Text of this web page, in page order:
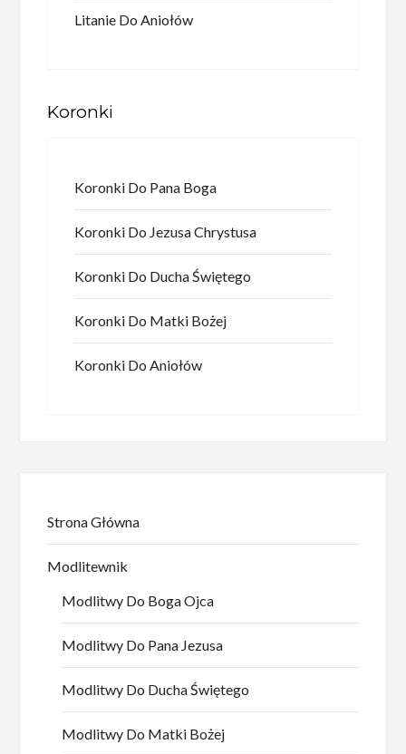
Litanie Do Aniołów
Koronki
Koronki Do Pana Boga
Koronki Do Jezusa Chrystusa
Koronki Do Ducha Świętego
Koronki Do Matki Bożej
Koronki Do Aniołów
Strona Główna
Modlitewnik
Modlitwy Do Boga Ojca
Modlitwy Do Pana Jezusa
Modlitwy Do Ducha Świętego
Modlitwy Do Matki Bożej